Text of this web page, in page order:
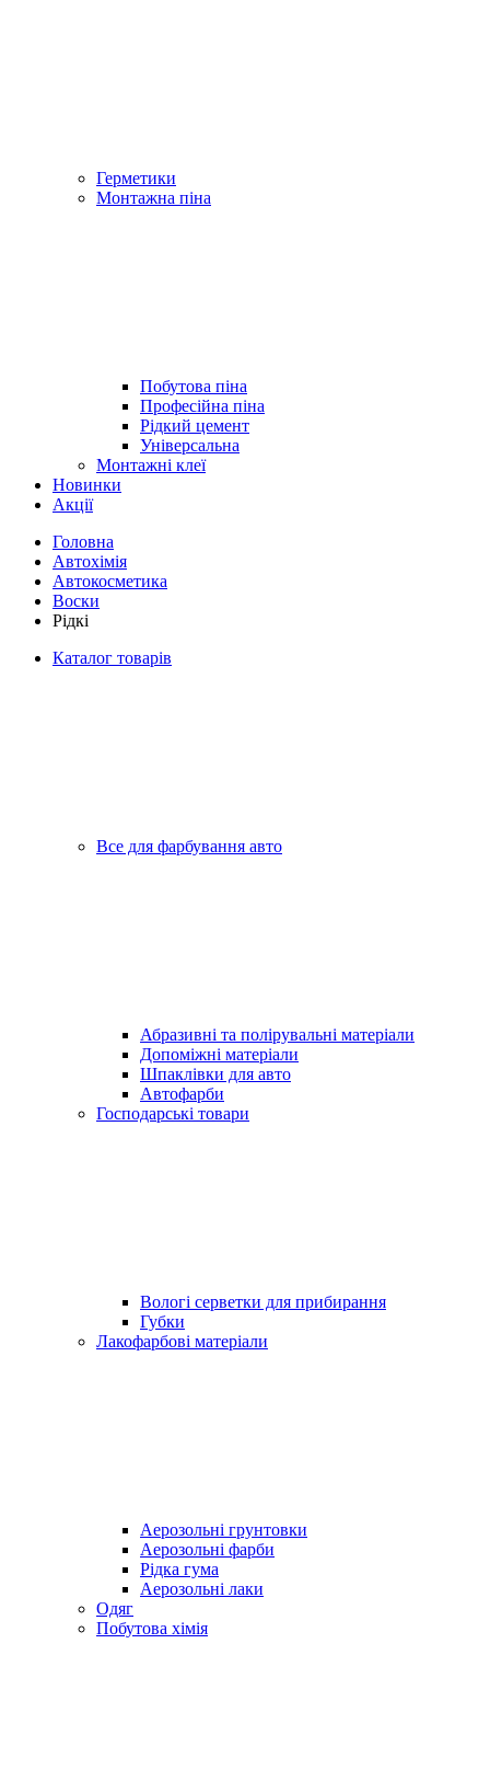
Герметики
Монтажна піна
Побутова піна
Професійна піна
Рідкий цемент
Універсальна
Монтажні клеї
Новинки
Акції
Головна
Автохімія
Автокосметика
Воски
Рідкі
Каталог товарів
Все для фарбування авто
Абразивні та полірувальні матеріали
Допоміжні матеріали
Шпаклівки для авто
Автофарби
Господарські товари
Вологі серветки для прибирання
Губки
Лакофарбові матеріали
Аерозольні грунтовки
Аерозольні фарби
Рідка гума
Аерозольні лаки
Одяг
Побутова хімія